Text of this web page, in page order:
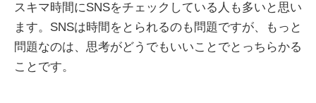
スキマ時間にSNSをチェックしている人も多いと思い
ます。SNSは時間をとられるのも問題ですが、もっと
問題なのは、思考がどうでもいいことでとっちらかる
ことです。